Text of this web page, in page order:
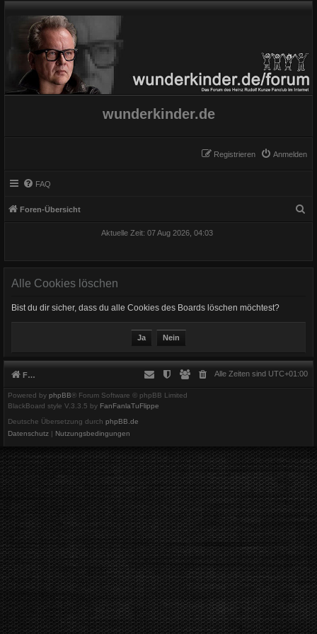
wunderkinder.de
Anmelden
Registrieren
FAQ
Foren-Übersicht
Aktuelle Zeit: 07 Aug 2026, 04:03
Alle Cookies löschen
Bist du dir sicher, dass du alle Cookies des Boards löschen möchtest?
Foren-Übersicht Alle Zeiten sind UTC+01:00
Powered by phpBB® Forum Software © phpBB Limited
BlackBoard style V.3.3.5 by FanFanlaTuFlippe
Deutsche Übersetzung durch phpBB.de
Datenschutz
Nutzungsbedingungen